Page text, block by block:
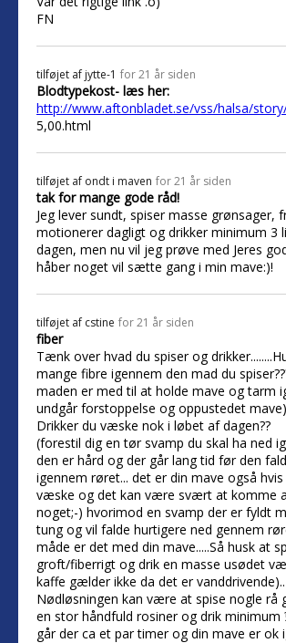
FN
tilføjet af jytte-1 for 21 år siden
Blodtypekost- læs her:
http://www.aftonbladet.se/vss/halsa/
5,00.html
tilføjet af ondt i maven for 21 år siden
tak for mange gode råd!
Jeg lever sundt, spiser masse grønsager,
motionerer dagligt og drikker minimum 3
dagen, men nu vil jeg prøve med Jeres
håber noget vil sætte gang i min mave:)!
tilføjet af cstine for 21 år siden
fiber
Tænk over hvad du spiser og
mange fibre igennem den mad du
maden er med til at holde mave og tarm
undgår forstoppelse og oppustedet mave)
Drikker du væske nok i løbet af dagen??
(forestil dig en tør svamp du skal ha ned
den er hård og der går lang tid før den
igennem røret... det er din mave også
væske og det kan være svært at komme
noget;-) hvorimod en svamp der er fyldt
tung og vil falde hurtigere ned gennem
måde er det med din mave.....Så husk at
groft/fiberrigt og drik en masse usødet
kaffe gælder ikke da det er vanddrivende)..
Nødløsningen kan være at spise nogle rå
en stor håndfuld rosiner og drik minimum
går der ca et par timer og din mave er ok